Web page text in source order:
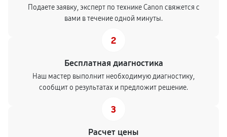
Подаете заявку, эксперт по технике Canon свяжется с
вами в течение одной минуты.
2
Бесплатная диагностика
Наш мастер выполнит необходимую диагностику,
сообщит о результатах и предложит решение.
3
Расчет цены